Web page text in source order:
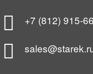
+7 (812) 915-